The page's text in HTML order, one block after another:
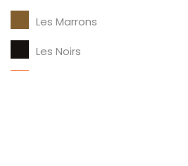
Les Marrons
Les Noirs